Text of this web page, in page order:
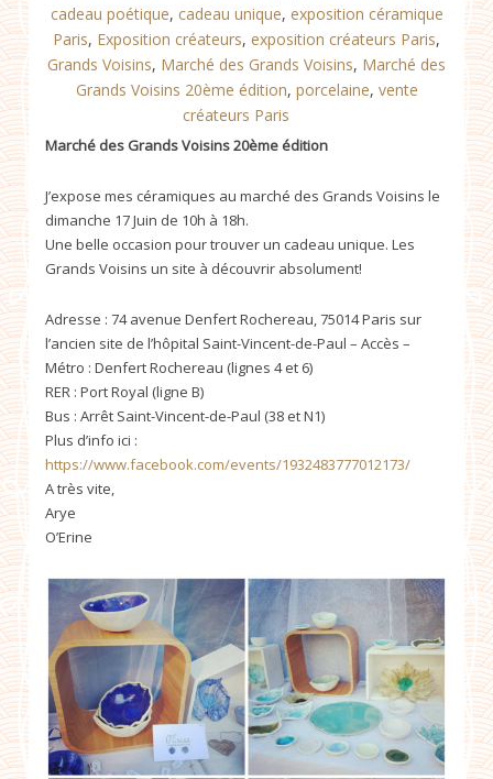
cadeau poétique, cadeau unique, exposition céramique
Paris, Exposition créateurs, exposition créateurs Paris,
Grands Voisins, Marché des Grands Voisins, Marché des
Grands Voisins 20ème édition, porcelaine, vente
créateurs Paris
Marché des Grands Voisins 20ème édition
J’expose mes céramiques au marché des Grands Voisins le
dimanche 17 Juin de 10h à 18h.
Une belle occasion pour trouver un cadeau unique. Les
Grands Voisins un site à découvrir absolument!
Adresse : 74 avenue Denfert Rochereau, 75014 Paris sur
l’ancien site de l’hôpital Saint-Vincent-de-Paul – Accès –
Métro : Denfert Rochereau (lignes 4 et 6)
RER : Port Royal (ligne B)
Bus : Arrêt Saint-Vincent-de-Paul (38 et N1)
Plus d’info ici :
https://www.facebook.com/events/1932483777012173/
A très vite,
Arye
O’Erine